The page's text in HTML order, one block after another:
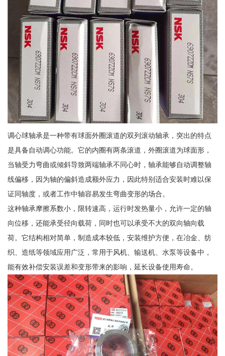
调心球轴承是一种带有球面外圈滚道的双列滚动轴承，突出的特点
是具备自动调心功能。它的内圈有两条滚道，外圈滚道为球面形，
当轴受力弯曲或倾斜导致两端轴承不同心时，轴承能够自动调整轴
线偏移，因为轴的偏斜造成额外应力，因此特别适合安装时难以保
证同轴度，或者工作中轴容易发生弯曲变形的场合。
这种轴承摩擦系数小，限转速高，运行时发热量小，允许一定的轴
向位移，还能承受径向载荷，同时也可以承受不大的双向轴向载
荷。它结构相对简单，制造成本较低，安装维护方便，在冶金、纺
织、造纸等领域应用广泛，常用于风机、输送机、水泵等设备中，
能有效补偿安装误差和变形带来的影响，延长设备使用寿命。